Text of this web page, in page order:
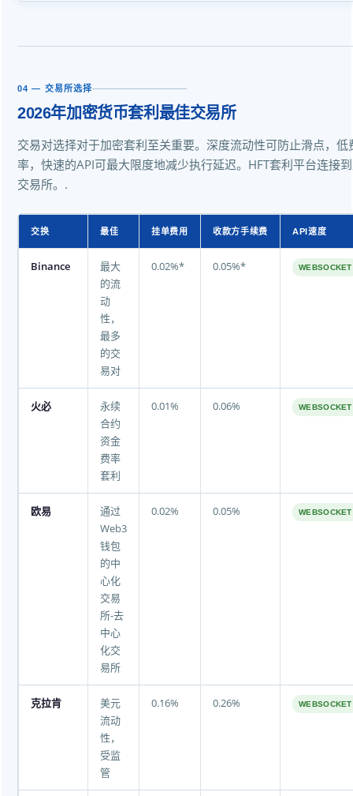
04 — 交易所选择
2026年加密货币套利最佳交易所
交易对选择对于加密套利至关重要。深度流动性可防止滑点，低
率，快速的API可最大限度地减少执行延迟。HFT套利平台连接
交易所。.
交换 最佳 挂单费用 收款方手续费 API速度
Binance
最大
的流
动
性，
最多
的交
易对
0.02%* 0.05%* WEBSOCKET
火必
永续
合约
资金
费率
套利
0.01% 0.06% WEBSOCKET
欧易
通过
Web3
钱包
的中
心化
交易
所-去
中心
化交
易所
0.02% 0.05% WEBSOCKET
克拉肯
美元
流动
性，
受监
管
0.16% 0.26% WEBSOCKET